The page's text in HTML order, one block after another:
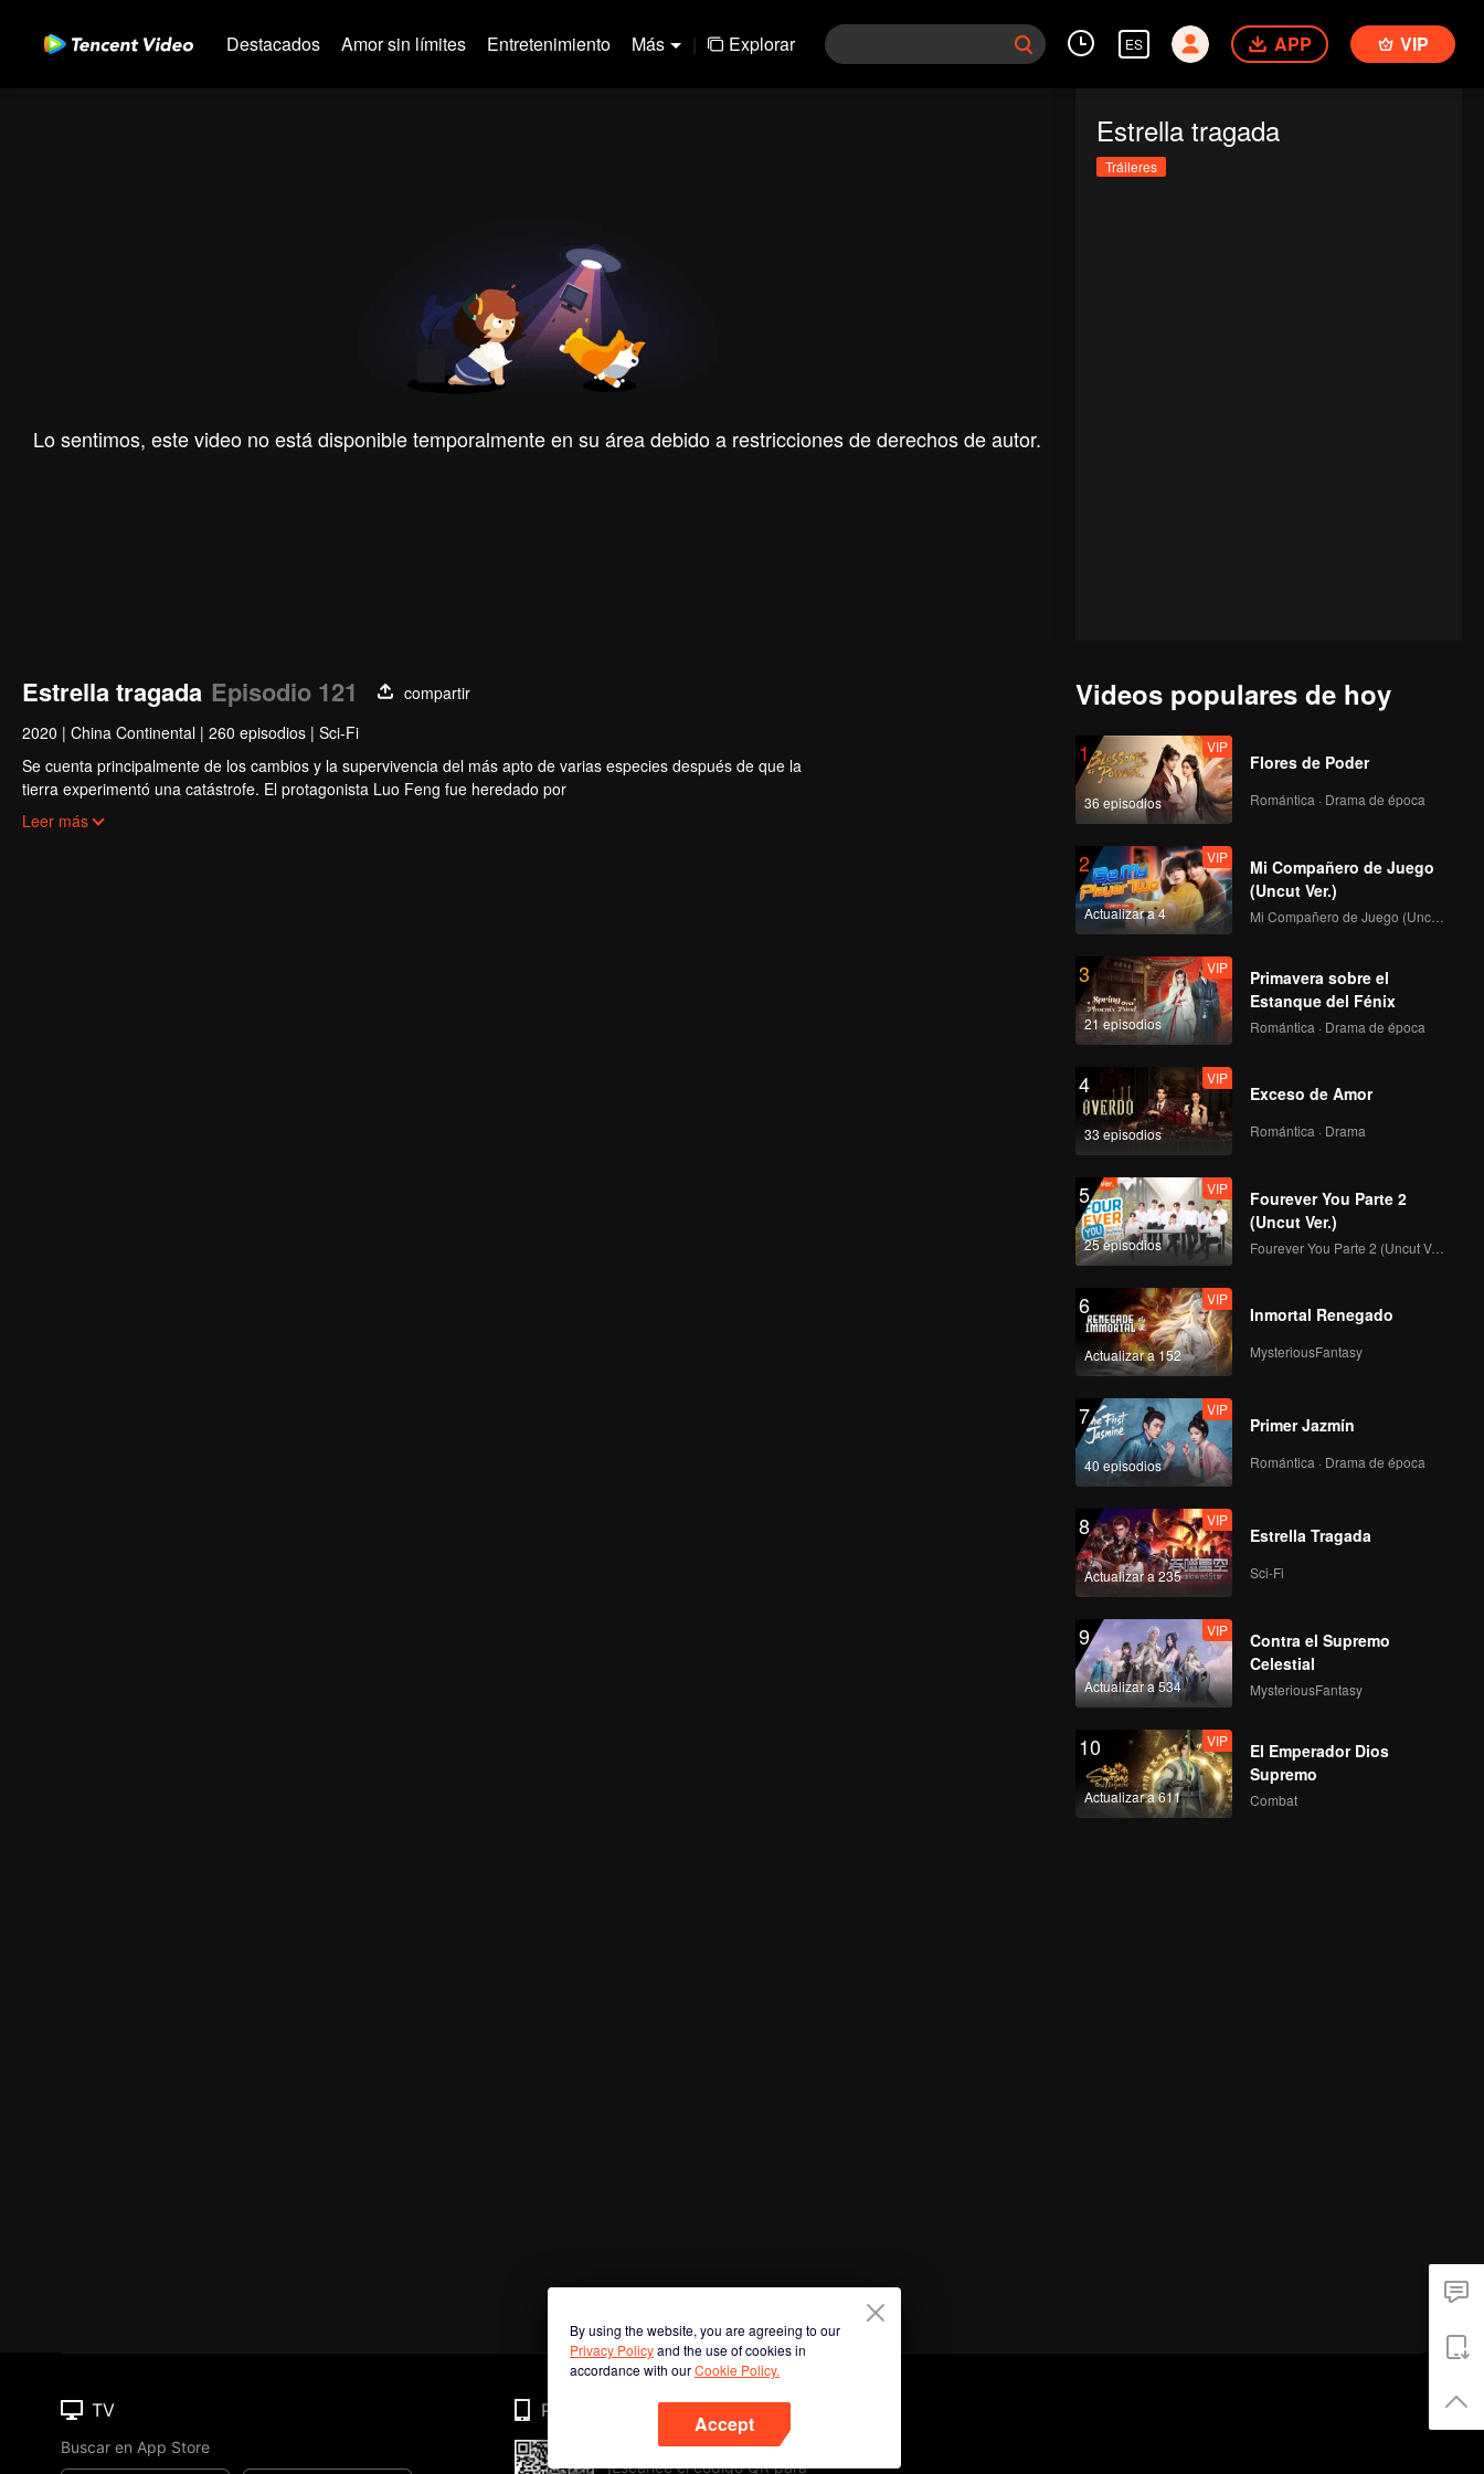
Destacados Amor sin límites Entretenimiento Más | Explorar ES APP VIP
Lo sentimos, este video no está disponible temporalmente en su área debido a restricciones de derechos de autor.
Estrella tragada
Tráileres
Estrella tragada Episodio 121
compartir
2020 | China Continental | 260 episodios | Sci-Fi
Se cuenta principalmente de los cambios y la supervivencia del más apto de varias especies después de que la
tierra experimentó una catástrofe. El protagonista Luo Feng fue heredado por
el propietario de Meteorite y se convirtió en uno de los tres más fuertes en
Leer más
Videos populares de hoy
1
36 episodios
VIP
Flores de Poder
Romántica · Drama de época
2
Actualizar a 4
VIP
Mi Compañero de Juego
(Uncut Ver.)
Mi Compañero de Juego (Uncut Ver.)
3
21 episodios
VIP
Primavera sobre el
Estanque del Fénix
Romántica · Drama de época
4
33 episodios
VIP
Exceso de Amor
Romántica · Drama
5
25 episodios
VIP
Fourever You Parte 2
(Uncut Ver.)
Fourever You Parte 2 (Uncut Ver.)
6
Actualizar a 152
VIP
Inmortal Renegado
MysteriousFantasy
7
40 episodios
VIP
Primer Jazmín
Romántica · Drama de época
8
Actualizar a 235
VIP
Estrella Tragada
Sci-Fi
9
Actualizar a 534
VIP
Contra el Supremo
Celestial
MysteriousFantasy
10
Actualizar a 611
VIP
El Emperador Dios
Supremo
Combat
By using the website, you are agreeing to our
Privacy Policyand the use of cookies in
accordance with ourCookie Policy.
Accept
TV
Buscar en App Store
Phone
¡Escanee el código QR para